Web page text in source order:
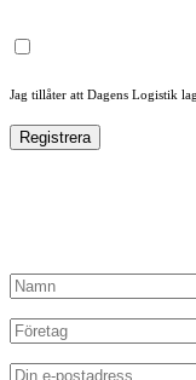
Jag tillåter att Dagens Logistik